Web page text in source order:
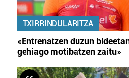
TXIRRINDULARITZA
«Entrenatzen duzun
gehiago motibatzen zaitu»